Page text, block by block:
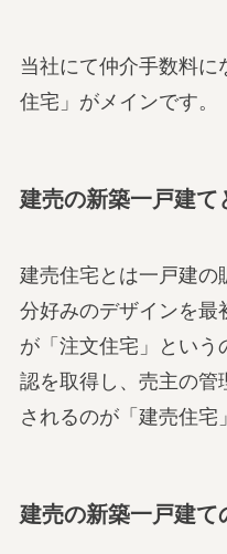
当社にて仲介手数料に
住宅」がメインです。
建売の新築一戸建て
建売住宅とは一戸建の
分好みのデザインを最
が「注文住宅」という
認を取得し、売主の管
されるのが「建売住宅
建売の新築一戸建て